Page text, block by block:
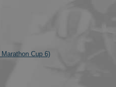
Cup 6)